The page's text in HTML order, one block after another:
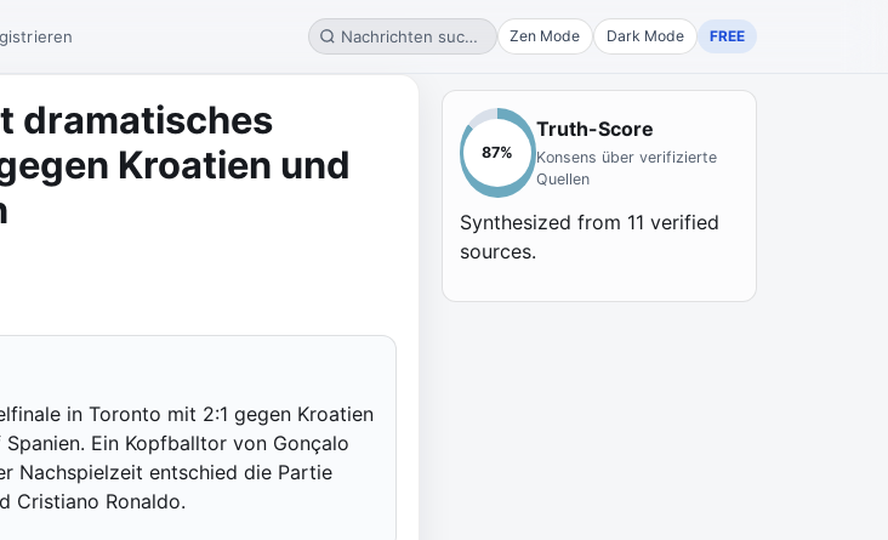
Nachrichten suchen... Zen Mode Dark Mode FREE
dramatisches
Kroatien und
in Toronto mit 2:1 gegen Kroatien
Ein Kopfballtor von Gonçalo
Nachspielzeit entschied die Partie
Cristiano Ronaldo.
87%
Truth-Score
Konsens über verifizierte
Quellen
Synthesized from 11 verified
sources.